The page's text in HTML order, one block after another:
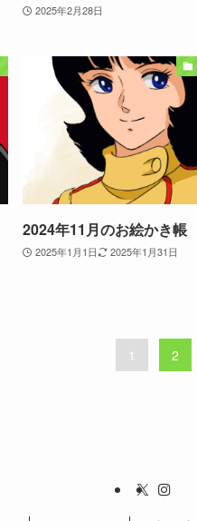
2025年2月28日
2024年11月のお絵かき帳
2025年1月1日 2025年1月31日
1 2